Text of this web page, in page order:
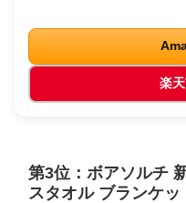
楽
第3位：ボアソルチ
スタオル ブランケ